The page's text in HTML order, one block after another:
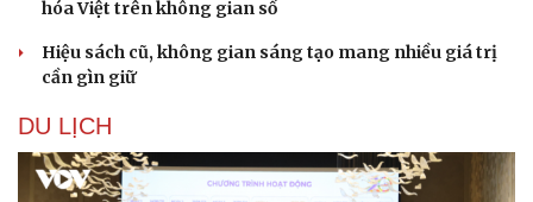
Văn hóa
Sân khấu - Điện ảnh
Văn học
Nghệ sĩ
Thời trang
hóa Việt trên không gian số
Hiệu sách cũ, không gian sáng tạo mang nhiều giá trị
cần gìn giữ
DU LỊCH